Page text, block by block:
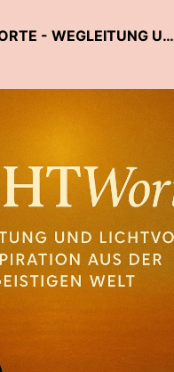
LICHTWORTE - WEGLEITUNG UND LICHTVOLLE INSPIRATION AUS DER GEISTIGEN WELT